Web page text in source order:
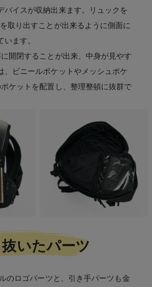
バイスが収納出来ます。リュックを
取り出すことが出来るように側面に
ます。
開閉することが出来、中身が見やす
、ビニールポケットやメッシュポケ
ケットを配置し、整理整頓に抜群で
いたパーツ
のロゴパーツと、引き手パーツも金